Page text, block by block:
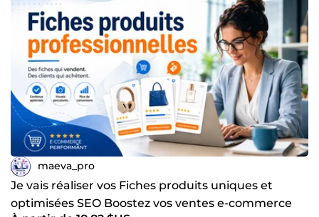
maeva_pro
Je vais réaliser vos Fiches produits uniques et
optimisées SEO Boostez vos ventes e-commerce